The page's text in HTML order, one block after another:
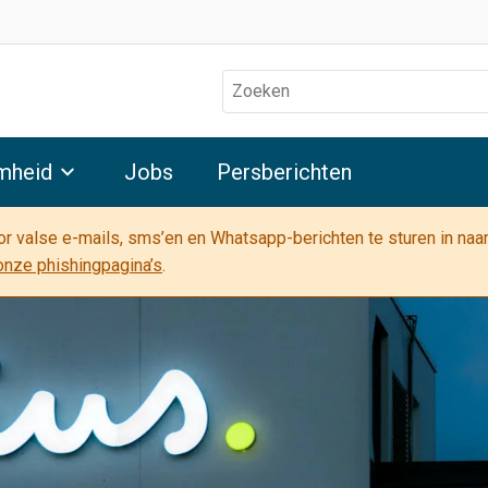
Zoeken
Jobs Persberichten
e-mails, sms’en en Whatsapp-berichten te sturen in
phishingpagina’s.